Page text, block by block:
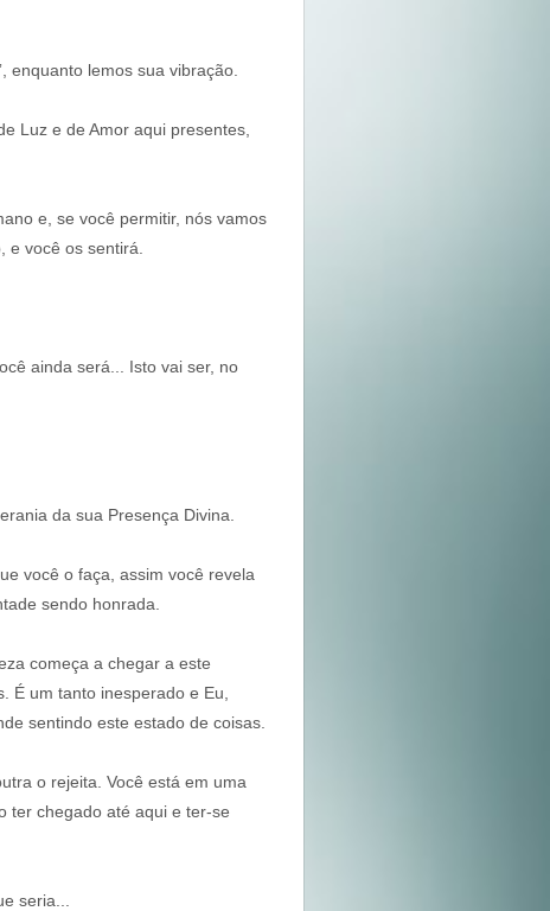
enquanto lemos sua vibração.
Luz e de Amor aqui presentes,
e, se você permitir, nós vamos
e você os sentirá.
ainda será... Isto vai ser, no
da sua Presença Divina.
você o faça, assim você revela
sendo honrada.
começa a chegar a este
É um tanto inesperado e Eu,
sentindo este estado de coisas.
o rejeita. Você está em uma
ter chegado até aqui e ter-se
seria...